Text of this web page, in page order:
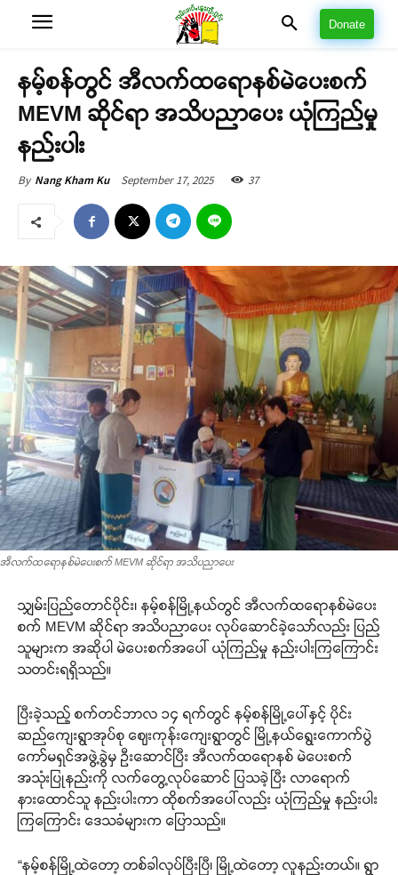
Donate
နမ့်စန်တွင် အီလက်ထရောနစ်မဲပေးစက်
MEVM ဆိုင်ရာ အသိပညာပေး ယုံကြည်မှု
နည်းပါး
By Nang Kham Ku September 17, 2025 37
အီလက်ထရောနစ်မဲပေးစက် MEVM ဆိုင်ရာ အသိပညာပေး
သျှမ်းပြည်တောင်ပိုင်း၊ နမ့်စန်မြို့နယ်တွင် အီလက်ထရောနစ်မဲပေး
စက် MEVM ဆိုင်ရာ အသိပညာပေး လုပ်ဆောင်ခဲ့သော်လည်း ပြည်
သူများက အဆိုပါ မဲပေးစက်အပေါ် ယုံကြည်မှု နည်းပါးကြကြောင်း
သတင်းရရှိသည်။
ပြီးခဲ့သည့် စက်တင်ဘာလ ၁၄ ရက်တွင် နမ့်စန်မြို့ပေါ်နှင့် ပိုင်း
ဆည်ကျေးရွာအုပ်စု ဈေးကုန်းကျေးရွာတွင် မြို့နယ်ရွေးကောက်ပွဲ
ကော်မရှင်အဖွဲ့ခွဲမှ ဦးဆောင်ပြီး အီလက်ထရောနစ် မဲပေးစက်
အသုံးပြုနည်းကို လက်တွေ့လုပ်ဆောင် ပြသခဲ့ပြီး လာရောက်
နားထောင်သူ နည်းပါးကာ ထိုစက်အပေါ်လည်း ယုံကြည်မှု နည်းပါး
ကြကြောင်း ဒေသခံများက ပြောသည်။
“နမ့်စန်မြို့ထဲတော့ တစ်ခါလုပ်ပြီးပြီ၊ မြို့ထဲတော့ လူနည်းတယ်။ ရွာ